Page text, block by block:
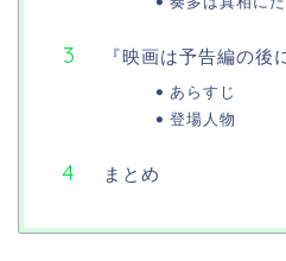
『映画は予告編の後
あらすじ
登場人物
まとめ